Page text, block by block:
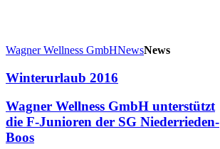
Wagner Wellness GmbHNewsNews
Winterurlaub 2016
Wagner Wellness GmbH unterstützt
die F-Junioren der SG Niederrieden-
Boos